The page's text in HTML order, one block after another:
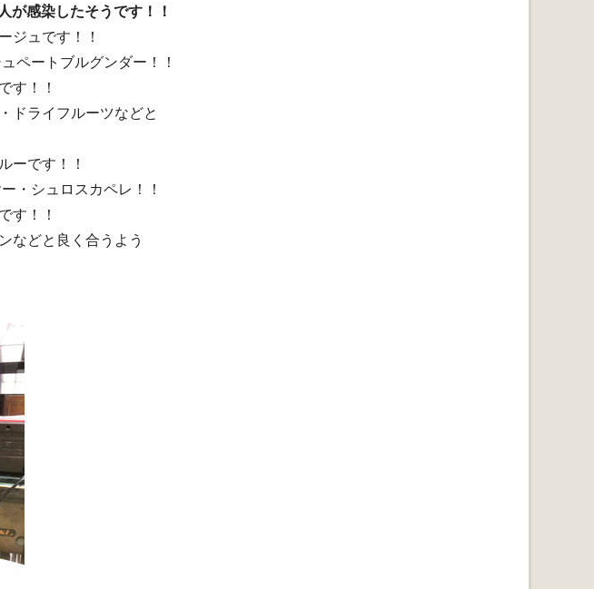
が感染したそうです！！
ジュです！！
ペートブルグンダー！！
す！！
ドライフルーツなどと
ーです！！
・シュロスカペレ！！
す！！
などと良く合うよう